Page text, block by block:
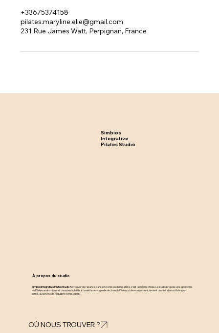
+33675374158
pilates.maryline.elie@gmail.com
231 Rue James Watt, Perpignan, France
Simbios
Integrative
Pilates Studio
À propos du studio
Simbios Integrative Pilates StudioRetrouver de l’aisance dans son corps ou dans sa tête, c’est la même chose. Le studio propose une approche
du Pilates anatomique et consciente, fidèle à la méthode originelle de Joseph Pilates, où le mouvement devient un véritable outil de sport
santé, au service de l’équilibre corps–esprit.
OÙ NOUS TROUVER ?